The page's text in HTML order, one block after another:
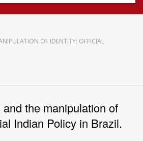
OF IDENTITY: OFFICIAL
the manipulation of
Indian Policy in Brazil.